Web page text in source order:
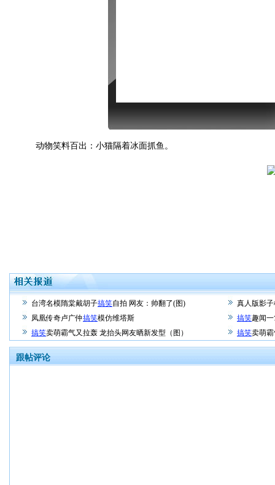
动物笑料百出：小猫隔着冰面抓鱼。
台湾名模隋棠戴胡子搞笑自拍 网友：帅翻了(图)
真人版影
凤凰传奇卢广仲搞笑模仿维塔斯 搞笑趣闻
搞笑卖萌霸气又拉轰 龙抬头网友晒新发型（图） 搞笑卖萌
跟帖评论